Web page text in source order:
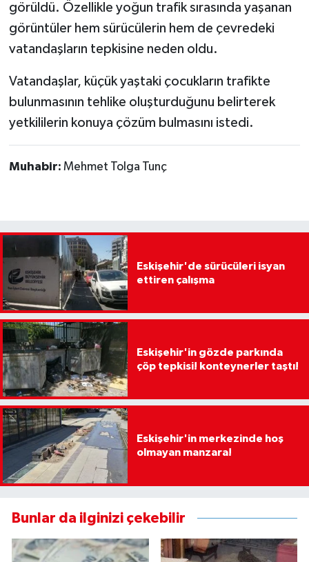
görüldü. Özellikle yoğun trafik sırasında yaşanan
görüntüler hem sürücülerin hem de çevredeki
vatandaşların tepkisine neden oldu.
Vatandaşlar, küçük yaştaki çocukların trafikte
bulunmasının tehlike oluşturduğunu belirterek
yetkililerin konuya çözüm bulmasını istedi.
Muhabir: Mehmet Tolga Tunç
Eskişehir'de sürücüleri isyan
ettiren çalışma
Eskişehir'in gözde parkında
çöp tepkisi! konteynerler taştı!
Eskişehir'in merkezinde hoş
olmayan manzara!
Bunlar da ilginizi çekebilir